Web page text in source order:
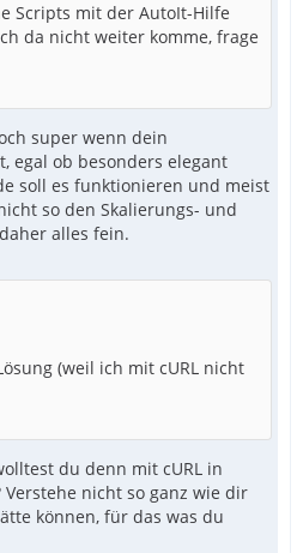
Scripts mit der AutoIt-Hilfe
da nicht weiter komme, frage
super wenn dein
egal ob besonders elegant
soll es funktionieren und meist
so den Skalierungs- und
alles fein.
(weil ich mit cURL nicht
du denn mit cURL in
nicht so ganz wie dir
können, für das was du